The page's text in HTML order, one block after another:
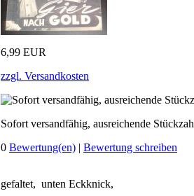
6,99 EUR
zzgl. Versandkosten
Sofort versandfähig, ausreichende
0 Bewertung(en) | Bewertung schreiben
gefaltet, unten Eckknick,